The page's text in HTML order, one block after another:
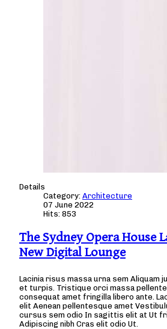
Details
Category: Architecture
07 June 2022
Hits: 853
The Sydney Opera House
New Digital Lounge
Lacinia risus massa urna sem Aliquam
et turpis. Tristique orci massa
consequat amet fringilla libero ante.
elit Aenean pellentesque amet
cursus sem odio In sagittis elit at Ut
Adipiscing nibh Cras elit odio Ut.